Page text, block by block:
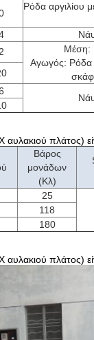
Ρόδα αργιλίου
Μέση:
Αγωγός: Ρόδα
αυλακιού πλάτος)
Βάρος
μονάδων
(Κλ)
25
118
180
αυλακιού πλάτος)